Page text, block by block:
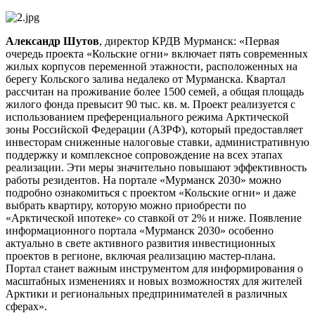
Александр Шутов, директор КРДВ Мурманск: «Первая
очередь проекта «Кольские огни» включает пять современных
жилых корпусов переменной этажности, расположенных на
берегу Кольского залива недалеко от Мурманска. Квартал
рассчитан на проживание более 1500 семей, а общая площадь
жилого фонда превысит 90 тыс. кв. м. Проект реализуется с
использованием преференциального режима Арктической
зоны Российской Федерации (АЗРФ), который предоставляет
инвесторам сниженные налоговые ставки, административную
поддержку и комплексное сопровождение на всех этапах
реализации. Эти меры значительно повышают эффективность
работы резидентов. На портале «Мурманск 2030» можно
подробно ознакомиться с проектом «Кольские огни» и даже
выбрать квартиру, которую можно приобрести по
«Арктической ипотеке» со ставкой от 2% и ниже. Появление
информационного портала «Мурманск 2030» особенно
актуально в свете активного развития инвестиционных
проектов в регионе, включая реализацию мастер-плана.
Портал станет важным инструментом для информирования о
масштабных изменениях и новых возможностях для жителей
Арктики и региональных предпринимателей в различных
сферах».